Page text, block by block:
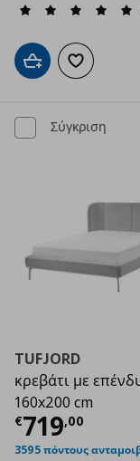
Προσθήκη στο καλάθι
Προσθήκη
Σύγκριση
TUFJORD
κρεβάτι με
160x200 cm
€719,00
Τρέχουσα
3595 πόντους